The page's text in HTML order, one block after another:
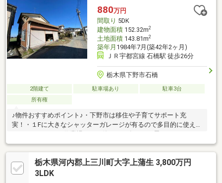
くない方。◆転職して間もない為、勤続年数が短い方。◆車のロ
ーンやキャッシング等、他のローン残債があ る方（件数や金額
が多い場合は特に）。◆国民健康保険に加
880万円
間取り 5DK
建物面積152.32m2
土地面積143.81m2
築年月 1984年7月(築42年2ヶ月)
ＪＲ宇都宮線 石橋駅 徒歩26分
栃木県下野市石橋
2階建て 駐車場あり
駐車3台
所有権
♪物件おすすめポイント♪・下野市は移住や子育てサポート充
実！・１Fに大きなシャッターガレージが有るので多目的に使えま
コニーは大きな広さが有り、陽当り良好です！■周辺環境■・石橋
小学校まで、徒歩14分（1090ｍ）・石橋中学校まで、徒歩13分
（1029ｍ）・かましん石橋店まで、徒歩13分（1035ｍ）・下野市
大松山運動公園まで、徒歩18分（1405ｍ）・セブンイレブンま
栃木県河内郡上三川町大字上蒲生 3,800万円
3LDK